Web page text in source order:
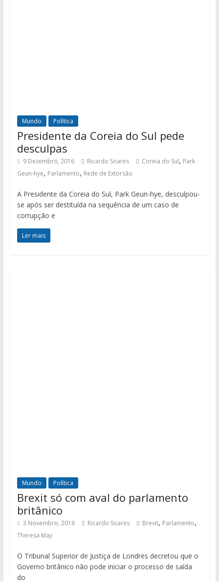
Mundo Política
Presidente da Coreia do Sul pede
desculpas
9 Dezembro, 2016 Ricardo Soares Coreia do Sul, Park
Geun-hye, Parlamento, Rede de Extorsão
A Presidente da Coreia do Sul, Park Geun-hye, desculpou-
se após ser destituída na sequência de um caso de
corrupção e
Ler mais
Mundo Política
Brexit só com aval do parlamento
britânico
3 Novembro, 2016 Ricardo Soares Brexit, Parlamento,
Theresa May
O Tribunal Superior de Justiça de Londres decretou que o
Governo britânico não pode iniciar o processo de saída
do